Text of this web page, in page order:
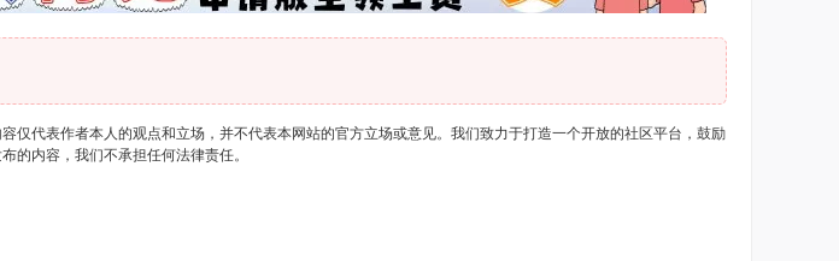
仅代表作者本人的观点和立场，并不代表本网站的官方立场或意见。我们致力于打造一个开放的社区平台，鼓励
的内容，我们不承担任何法律责任。